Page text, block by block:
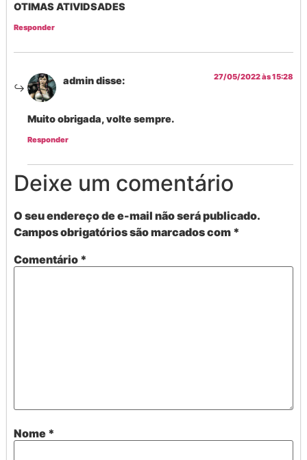
OTIMAS ATIVIDSADES
Responder
admindisse: 27/05/2022 às 15:28
Muito obrigada, volte sempre.
Responder
Deixe um comentário
O seu endereço de e-mail não será publicado.
Campos obrigatórios são marcados com *
Comentário *
Nome *